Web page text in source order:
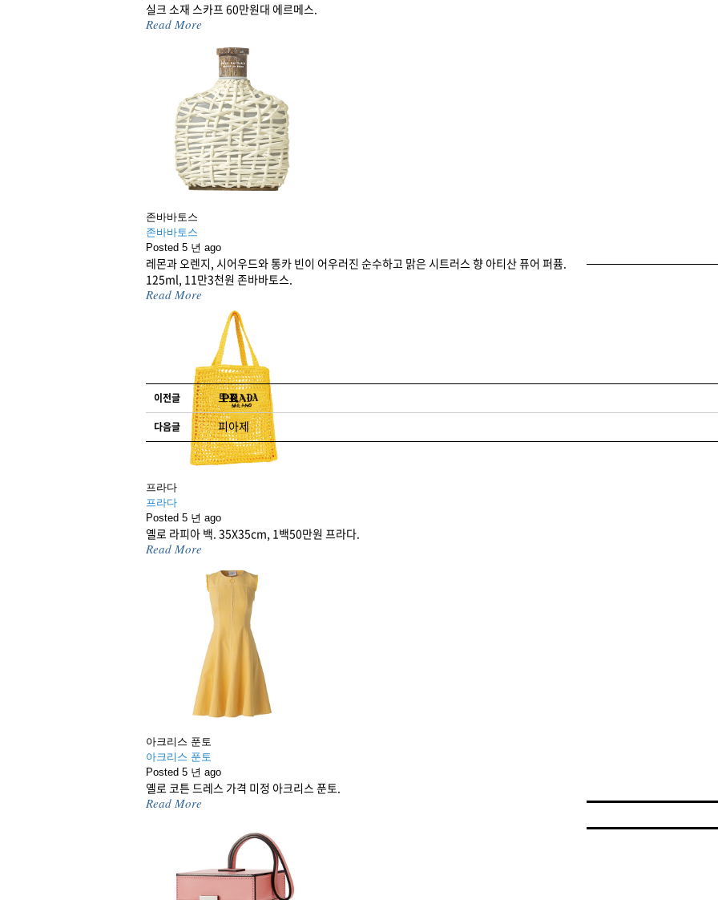
실크 소재 스카프 60만원대 에르메스.
Read More
존바바토스
존바바토스
Posted 5 년 ago
레몬과 오렌지, 시어우드와 통카 빈이 어우러진 순수하고 맑은 시트러스 향 아티산 퓨어 퍼퓸.
125ml, 11만3천원 존바바토스.
Read More
프라다
프라다
Posted 5 년 ago
옐로 라피아 백. 35X35cm, 1백50만원 프라다.
Read More
아크리스 푼토
아크리스 푼토
Posted 5 년 ago
옐로 코튼 드레스 가격 미정 아크리스 푼토.
Read More
글 네비게이션
이전글 토즈
다음글 피아제
댓글 남기기